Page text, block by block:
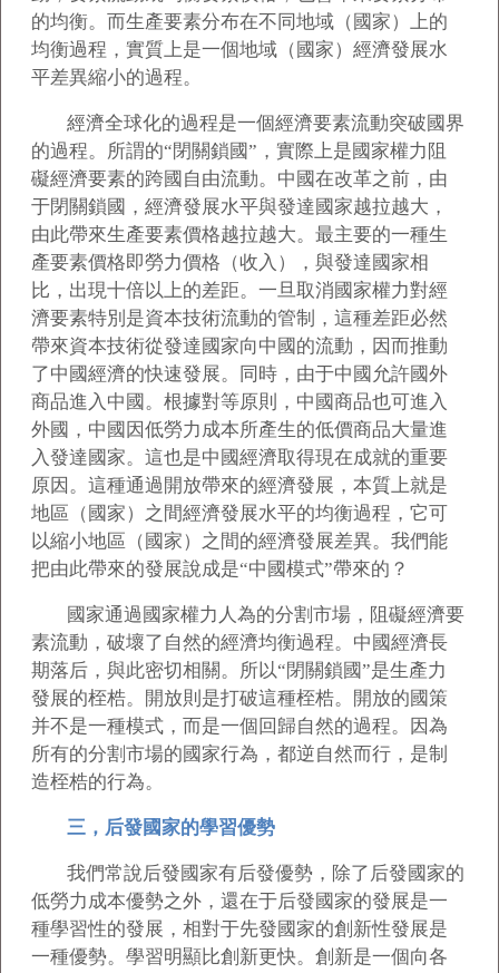
的均衡。而生產要素分布在不同地域（國家）上的
均衡過程，實質上是一個地域（國家）經濟發展水
平差異縮小的過程。
經濟全球化的過程是一個經濟要素流動突破國界
的過程。所謂的“閉關鎖國”，實際上是國家權力阻
礙經濟要素的跨國自由流動。中國在改革之前，由
于閉關鎖國，經濟發展水平與發達國家越拉越大，
由此帶來生產要素價格越拉越大。最主要的一種生
產要素價格即勞力價格（收入），與發達國家相
比，出現十倍以上的差距。一旦取消國家權力對經
濟要素特別是資本技術流動的管制，這種差距必然
帶來資本技術從發達國家向中國的流動，因而推動
了中國經濟的快速發展。同時，由于中國允許國外
商品進入中國。根據對等原則，中國商品也可進入
外國，中國因低勞力成本所產生的低價商品大量進
入發達國家。這也是中國經濟取得現在成就的重要
原因。這種通過開放帶來的經濟發展，本質上就是
地區（國家）之間經濟發展水平的均衡過程，它可
以縮小地區（國家）之間的經濟發展差異。我們能
把由此帶來的發展說成是“中國模式”帶來的？
國家通過國家權力人為的分割市場，阻礙經濟要
素流動，破壞了自然的經濟均衡過程。中國經濟長
期落后，與此密切相關。所以“閉關鎖國”是生產力
發展的桎梏。開放則是打破這種桎梏。開放的國策
并不是一種模式，而是一個回歸自然的過程。因為
所有的分割市場的國家行為，都逆自然而行，是制
造桎梏的行為。
三，后發國家的學習優勢
我們常說后發國家有后發優勢，除了后發國家的
低勞力成本優勢之外，還在于后發國家的發展是一
種學習性的發展，相對于先發國家的創新性發展是
一種優勢。學習明顯比創新更快。創新是一個向各